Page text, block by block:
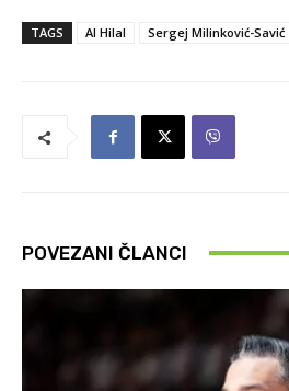
TAGS Al Hilal Sergej Milinković-Savić
POVEZANI ČLANCI